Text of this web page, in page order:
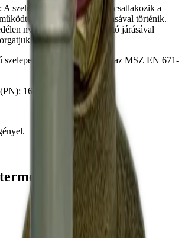
A szelep G1"-os csümenettel csatlakozik a
a kézikerék forgatásával történik.
nyíllal jelölt, az óramutató járásával
a kézikereket.
falitűzcsap megfelel az MSZ EN 671-
16 bar